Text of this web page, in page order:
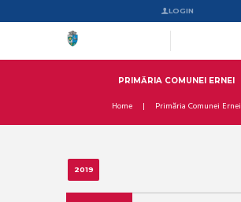
LOGIN
PRIMĂRIA COMUNEI ERNEI
Home Primăria Comunei Ernei
2019